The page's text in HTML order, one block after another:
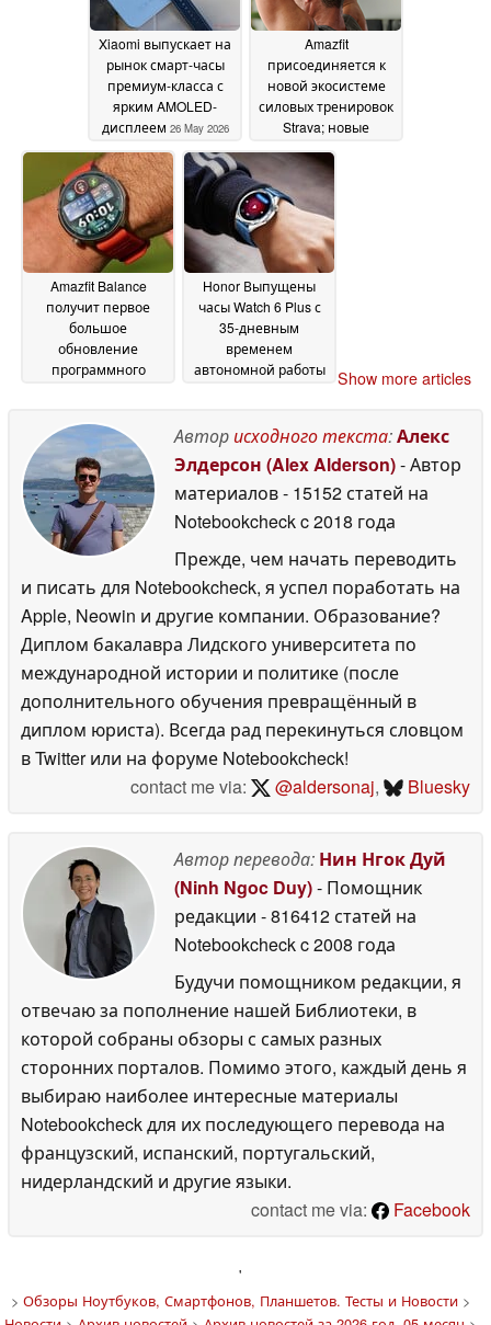
Xiaomi выпускает на
рынок смарт-часы
премиум-класса с
ярким AMOLED-
дисплеем 26 May 2026
Amazfit
присоединяется к
новой экосистеме
силовых тренировок
Strava; новые
для всех26 May 2026
Amazfit Balance
получит первое
большое
обновление
программного
26 May 2026
Honor Выпущены
часы Watch 6 Plus с
35-дневным
временем
автономной работы
26 May 2026
Show more articles
Авторисходного текста:Алекс
Элдерсон (Alex Alderson)- Автор
материалов- 15152 статей на
Notebookcheckc 2018 года
Прежде, чем начать переводить
и писать для Notebookcheck, я успел поработать на
Apple, Neowin и другие компании. Образование?
Диплом бакалавра Лидского университета по
международной истории и политике (после
дополнительного обучения превращённый в
диплом юриста). Всегда рад перекинуться словцом
в Twitter или на форуме Notebookcheck!
contact me via:
@aldersonaj, Bluesky
Автор перевода: Нин Нгок Дуй
(Ninh Ngoc Duy)- Помощник
редакции - 816412 статей на
Notebookcheckc 2008 года
Будучи помощником редакции, я
отвечаю за пополнение нашей Библиотеки, в
которой собраны обзоры с самых разных
сторонних порталов. Помимо этого, каждый день я
выбираю наиболее интересные материалы
Notebookcheck для их последующего перевода на
французский, испанский, португальский,
нидерландский и другие языки.
contact me via:
Facebook
'
> Обзоры Ноутбуков, Смартфонов, Планшетов. Тесты и Новости>